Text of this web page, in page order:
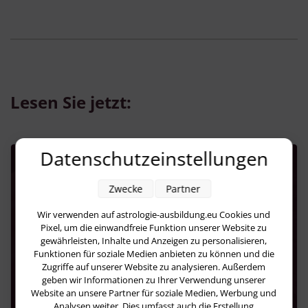
Lesen Sie jetzt:
Datenschutzeinstellungen
Wir verwenden auf astrologie-ausbildung.eu Cookies und
Pixel, um die einwandfreie Funktion unserer Website zu
gewährleisten, Inhalte und Anzeigen zu personalisieren,
Funktionen für soziale Medien anbieten zu können und die
Zugriffe auf unserer Website zu analysieren. Außerdem
geben wir Informationen zu Ihrer Verwendung unserer
Website an unsere Partner für soziale Medien, Werbung und
Zwecke Partner